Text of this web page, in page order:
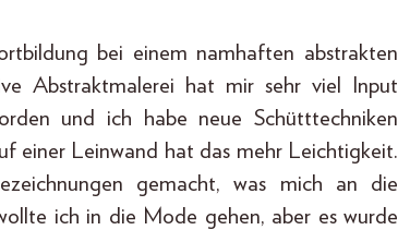
bei einem namhaften abstrakten
Abstraktmalerei hat mir sehr viel Input
und ich habe neue Schütttechniken
einer Leinwand hat das mehr Leichtigkeit.
gemacht, was mich an die
ich in die Mode gehen, aber es wurde